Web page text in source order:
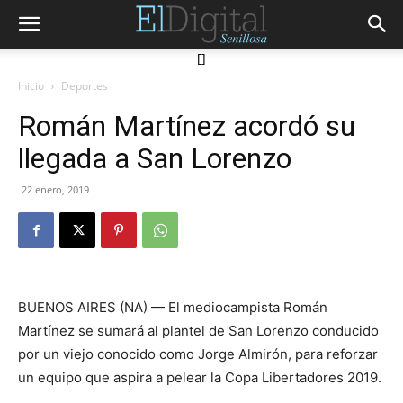
[]
Inicio Deportes
Román Martínez acordó su
llegada a San Lorenzo
22 enero, 2019
BUENOS AIRES (NA) — El mediocampista Román
Martínez se sumará al plantel de San Lorenzo conducido
por un viejo conocido como Jorge Almirón, para reforzar
un equipo que aspira a pelear la Copa Libertadores 2019.